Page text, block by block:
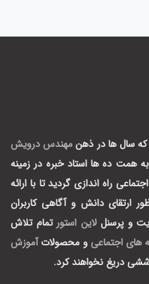
که سال ها در ذهنمهندس درویش
همت ده ها استاد خبره در زمینه
راه اندازی گردید تا با ارائه
ارتقای دانش و آگاهی کاربران
و پرسنللاین استور تمام تلاش
های اجتماعی و محصولات آموزش
دریغ نخواهند کرد.